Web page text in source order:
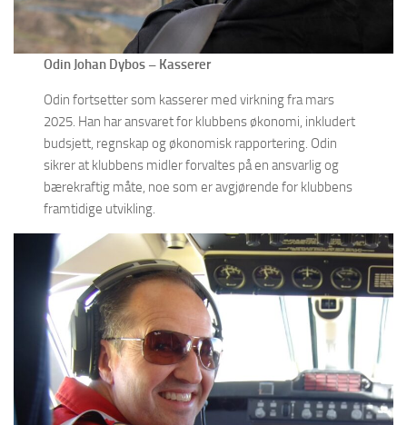
Odin Johan Dybos – Kasserer
Odin fortsetter som kasserer med virkning fra mars
2025. Han har ansvaret for klubbens økonomi, inkludert
budsjett, regnskap og økonomisk rapportering. Odin
sikrer at klubbens midler forvaltes på en ansvarlig og
bærekraftig måte, noe som er avgjørende for klubbens
framtidige utvikling.